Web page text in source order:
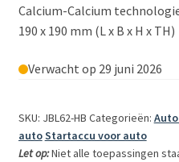
Calcium-Calcium
190 x 190 mm (L x B x H x TH)
Verwacht op 29 juni 2026
SKU: JBL62-HB Categorieën:
autoStartaccu voor auto
Let op:Niet alle toepassingen